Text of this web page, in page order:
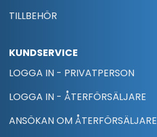
TILLBEHÖR
KUNDSERVICE
LOGGA IN - PRIVATPERSON
LOGGA IN - ÅTERFÖRSÄLJARE
ANSÖKAN OM ÅTERFÖRSÄLJARE